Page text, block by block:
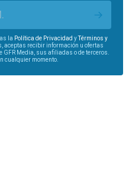
la Política de Privacidad y
Términos y
aceptas recibir información u ofertas
GFR Media, sus afiliadas o de terceros.
cualquier momento.